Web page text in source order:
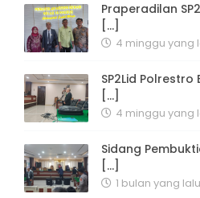
Praperadilan
[...]
4 minggu yang
SP2Lid Polrestro
[...]
4 minggu yang
Sidang
[...]
1 bulan yang lalu